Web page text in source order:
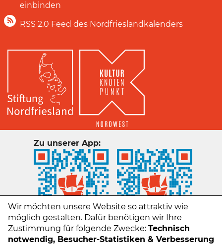
einbinden
RSS 2.0 Feed des Nordfrieslandkalenders
Zu unserer App:
Wir möchten unsere Website so attraktiv wie
möglich gestalten. Dafür benötigen wir Ihre
Zustimmung für folgende Zwecke: Technisch
notwendig, Besucher-Statistiken & Verbesserung